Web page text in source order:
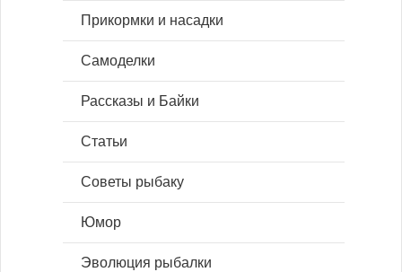
Прикормки и насадки
Самоделки
Рассказы и Байки
Статьи
Советы рыбаку
Юмор
Эволюция рыбалки